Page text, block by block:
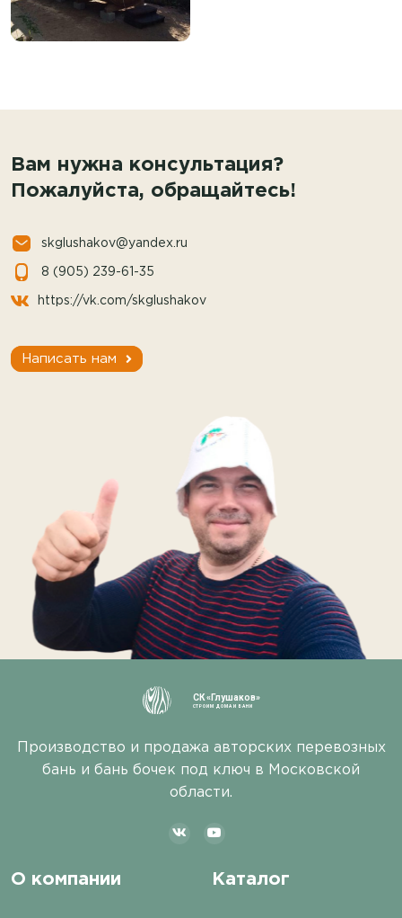
Вам нужна консультация?
Пожалуйста, обращайтесь!
skglushakov@yandex.ru
8 (905) 239-61-35
https://vk.com/skglushakov
Написать нам
СК «Глушаков»
СТРОИМ ДОМА И БАНИ
Производство и продажа авторских перевозных
бань и бань бочек под ключ в Московской
области.
О компании Каталог